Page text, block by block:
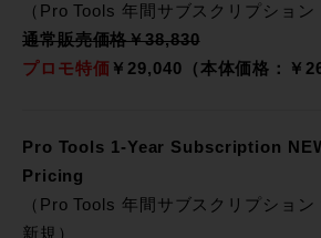
（Pro Tools 年間サブスクリプション
通常販売価格￥38,830
プロモ特価 ￥29,040（本体価格：￥
Pro Tools 1-Year Subscription
Pricing
（Pro Tools 年間サブスクリプショ
新規）